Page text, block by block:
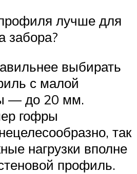
лучше для
забора?
выбирать
с малой
— до 20 мм.
гофры
так
нагрузки вполне
профиль.